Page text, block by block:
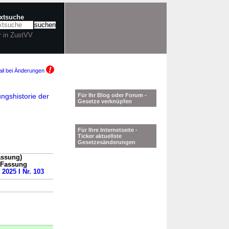
in ZustVV
bei Änderungen
der
I Nr. 103
Für Ihr Blog oder Forum -
Gesetze verknüpfen
Für Ihre Internetseite -
Ticker aktuellste
Gesetzesänderungen